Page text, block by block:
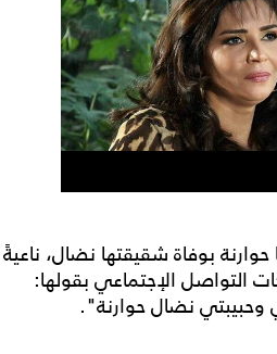
بوفاة شقيقتها نضال، ناعيةً
التواصل الإجتماعي بقولها:
نضال حوارنة".